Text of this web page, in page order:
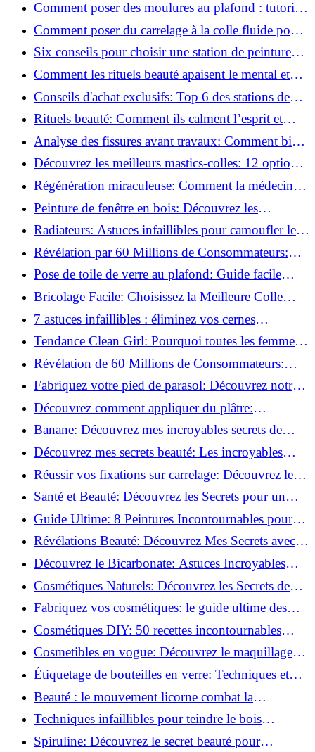
Comment poser des moulures au plafond : tutoriel
vidéo pas à pas ?
Comment poser du carrelage à la colle fluide pour
un rendu professionnel ?
Six conseils pour choisir une station de peinture
basse pression
Comment les rituels beauté apaisent le mental et
créent des moments pour soi ?
Conseils d'achat exclusifs: Top 6 des stations de
peinture basse pression incontournables!
Rituels beauté: Comment ils calment l’esprit et
chouchoutent votre âme!
Analyse des fissures avant travaux: Comment bien
préparer vos surfaces!
Découvrez les meilleurs mastics-colles: 12 options
dès 6,70 €!
Régénération miraculeuse: Comment la médecine
régénérative peut restaurer votre confiance!
Peinture de fenêtre en bois: Découvrez les
techniques infaillibles pour un résultat parfait!
Radiateurs: Astuces infaillibles pour camoufler les
tuyaux apparents!
Révélation par 60 Millions de Consommateurs:
Découvrez le sérum anti-rides numéro un!
Pose de toile de verre au plafond: Guide facile
pour débutants!
Bricolage Facile: Choisissez la Meilleure Colle
pour Chaque Matériau!
7 astuces infaillibles : éliminez vos cernes
rapidement !
Tendance Clean Girl: Pourquoi toutes les femmes
l'adoptent?
Révélation de 60 Millions de Consommateurs:
Découvrez le meilleur fond de teint pour votre
peau!
Fabriquez votre pied de parasol: Découvrez notre
tutoriel facile !
Découvrez comment appliquer du plâtre:
Techniques pour un mur intérieur parfait!
Banane: Découvrez mes incroyables secrets de
beauté!
Découvrez mes secrets beauté: Les incroyables
vertus du curcuma!
Réussir vos fixations sur carrelage: Découvrez les
astuces infaillibles !
Santé et Beauté: Découvrez les Secrets pour un
Bien-être Optimal!
Guide Ultime: 8 Peintures Incontournables pour
Bois Extérieurs!
Révélations Beauté: Découvrez Mes Secrets avec le
Thé Vert Matcha!
Découvrez le Bicarbonate: Astuces Incroyables
pour Votre Quotidien!
Cosmétiques Naturels: Découvrez les Secrets de
Beauté Éco-responsables!
Fabriquez vos cosmétiques: le guide ultime des
produits de beauté maison!
Cosmétiques DIY: 50 recettes incontournables
pour sublimer votre beauté naturelle!
Cosmetibles en vogue: Découvrez le maquillage
100% comestible!
Étiquetage de bouteilles en verre: Techniques et
astuces incontournables!
Beauté : le mouvement licorne combat la
surconsommation !
Techniques infaillibles pour teindre le bois
naturellement: Découvrez comment!
Spiruline: Découvrez le secret beauté pour